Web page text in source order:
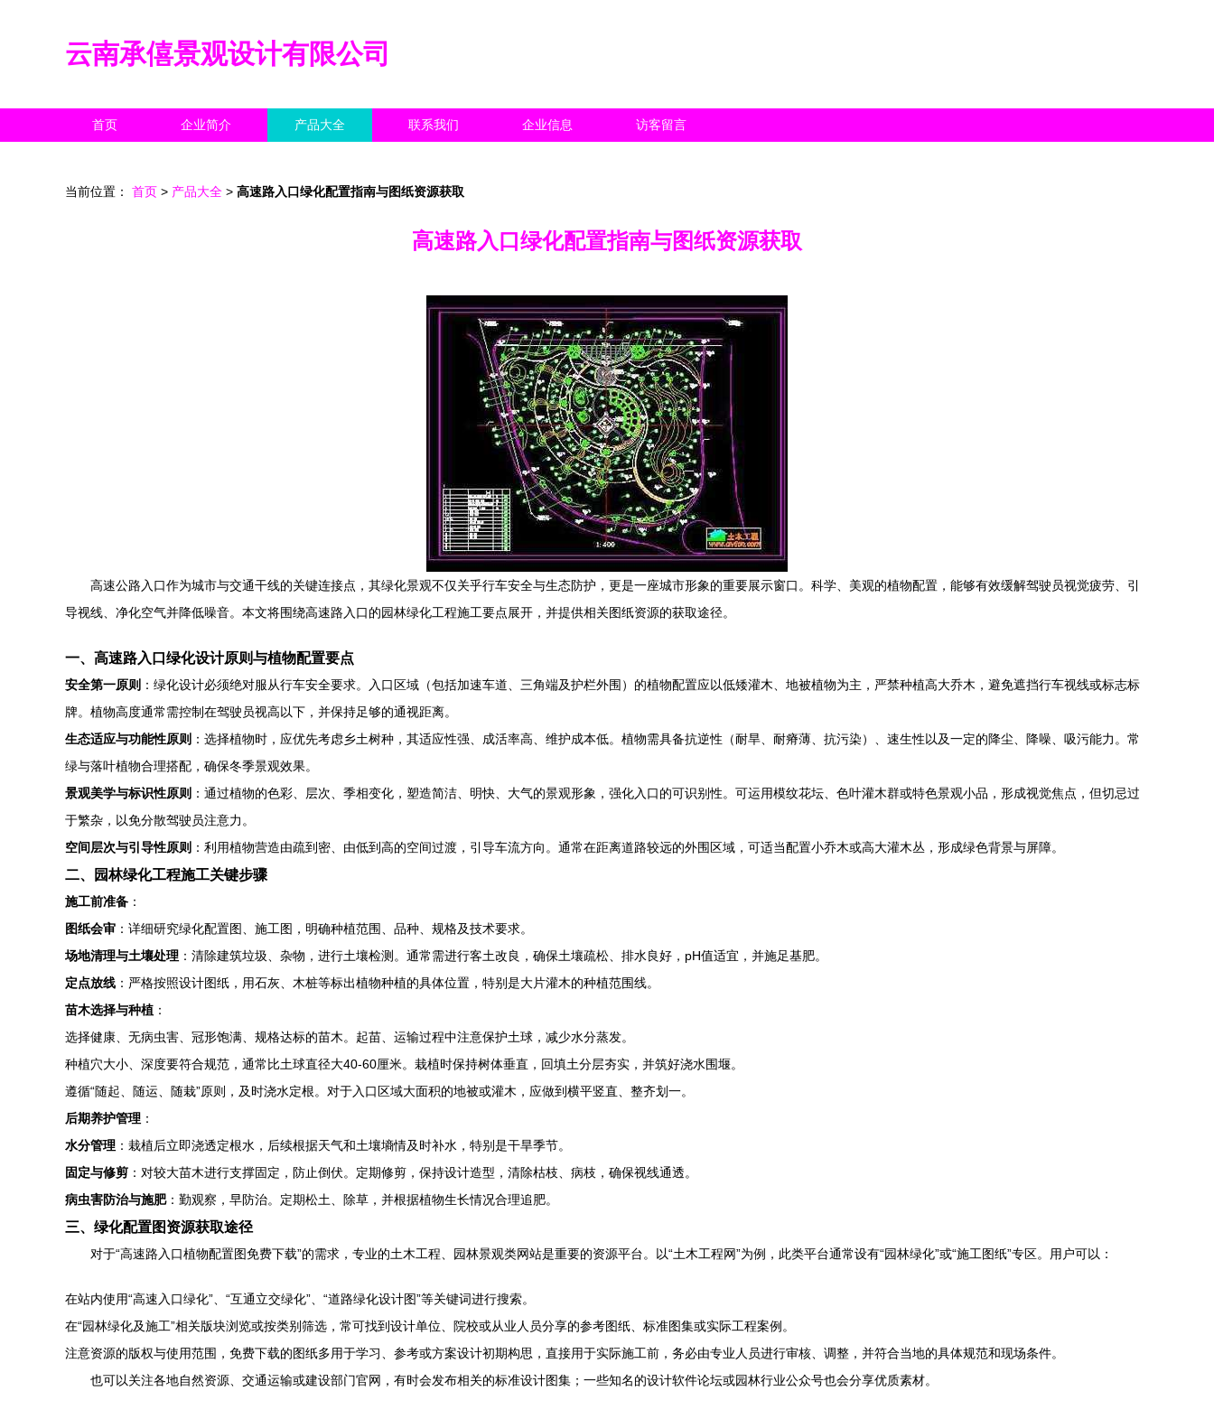
云南承僖景观设计有限公司
首页 企业简介 产品大全 联系我们 企业信息 访客留言
当前位置： 首页 > 产品大全 > 高速路入口绿化配置指南与图纸资源获取
高速路入口绿化配置指南与图纸资源获取
高速公路入口作为城市与交通干线的关键连接点，其绿化景观不仅关乎行车安全与生态防护，更是一座城市形象的重要展示窗口。科学、美观的植物配置，能够有效缓解驾驶员视觉疲劳、引
导视线、净化空气并降低噪音。本文将围绕高速路入口的园林绿化工程施工要点展开，并提供相关图纸资源的获取途径。
一、高速路入口绿化设计原则与植物配置要点
安全第一原则 ：绿化设计必须绝对服从行车安全要求。入口区域（包括加速车道、三角端及护栏外围）的植物配置应以低矮灌木、地被植物为主，严禁种植高大乔木，避免遮挡行车视线或标志标
牌。植物高度通常需控制在驾驶员视高以下，并保持足够的通视距离。
生态适应与功能性原则 ：选择植物时，应优先考虑乡土树种，其适应性强、成活率高、维护成本低。植物需具备抗逆性（耐旱、耐瘠薄、抗污染）、速生性以及一定的降尘、降噪、吸污能力。常
绿与落叶植物合理搭配，确保冬季景观效果。
景观美学与标识性原则 ：通过植物的色彩、层次、季相变化，塑造简洁、明快、大气的景观形象，强化入口的可识别性。可运用模纹花坛、色叶灌木群或特色景观小品，形成视觉焦点，但切忌过
于繁杂，以免分散驾驶员注意力。
空间层次与引导性原则 ：利用植物营造由疏到密、由低到高的空间过渡，引导车流方向。通常在距离道路较远的外围区域，可适当配置小乔木或高大灌木丛，形成绿色背景与屏障。
二、园林绿化工程施工关键步骤
施工前准备 ：
图纸会审 ：详细研究绿化配置图、施工图，明确种植范围、品种、规格及技术要求。
场地清理与土壤处理 ：清除建筑垃圾、杂物，进行土壤检测。通常需进行客土改良，确保土壤疏松、排水良好，pH值适宜，并施足基肥。
定点放线 ：严格按照设计图纸，用石灰、木桩等标出植物种植的具体位置，特别是大片灌木的种植范围线。
苗木选择与种植 ：
选择健康、无病虫害、冠形饱满、规格达标的苗木。起苗、运输过程中注意保护土球，减少水分蒸发。
种植穴大小、深度要符合规范，通常比土球直径大40-60厘米。栽植时保持树体垂直，回填土分层夯实，并筑好浇水围堰。
遵循“随起、随运、随栽”原则，及时浇水定根。对于入口区域大面积的地被或灌木，应做到横平竖直、整齐划一。
后期养护管理 ：
水分管理 ：栽植后立即浇透定根水，后续根据天气和土壤墒情及时补水，特别是干旱季节。
固定与修剪 ：对较大苗木进行支撑固定，防止倒伏。定期修剪，保持设计造型，清除枯枝、病枝，确保视线通透。
病虫害防治与施肥：勤观察，早防治。定期松土、除草，并根据植物生长情况合理追肥。
三、绿化配置图资源获取途径
对于“高速路入口植物配置图免费下载”的需求，专业的土木工程、园林景观类网站是重要的资源平台。以“土木工程网”为例，此类平台通常设有“园林绿化”或“施工图纸”专区。用户可以：
在站内使用“高速入口绿化”、“互通立交绿化”、“道路绿化设计图”等关键词进行搜索。
在“园林绿化及施工”相关版块浏览或按类别筛选，常可找到设计单位、院校或从业人员分享的参考图纸、标准图集或实际工程案例。
注意资源的版权与使用范围，免费下载的图纸多用于学习、参考或方案设计初期构思，直接用于实际施工前，务必由专业人员进行审核、调整，并符合当地的具体规范和现场条件。
也可以关注各地自然资源、交通运输或建设部门官网，有时会发布相关的标准设计图集；一些知名的设计软件论坛或园林行业公众号也会分享优质素材。